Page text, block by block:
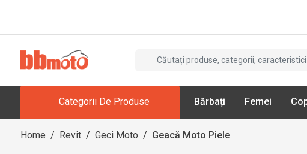
Categorii De Produse Bărbați Femei
Home / Revit / Geci Moto / Geacă Moto Piele